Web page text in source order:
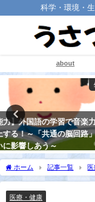
科学・環境・
about
【魚類】メダカの祖先は
もに生き、大量絶滅の時
延びた
ホーム 記事一覧
の憂うつな気分を改善できる
医療・健康